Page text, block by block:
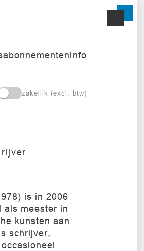
abonnementeninfo
zakelijk (excl. btw)
is in 2006
als meester in
kunsten aan
schrijver,